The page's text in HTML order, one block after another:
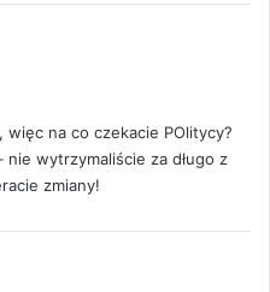
na co czekacie POlitycy?
nie wytrzymaliście za długo z
zmiany!